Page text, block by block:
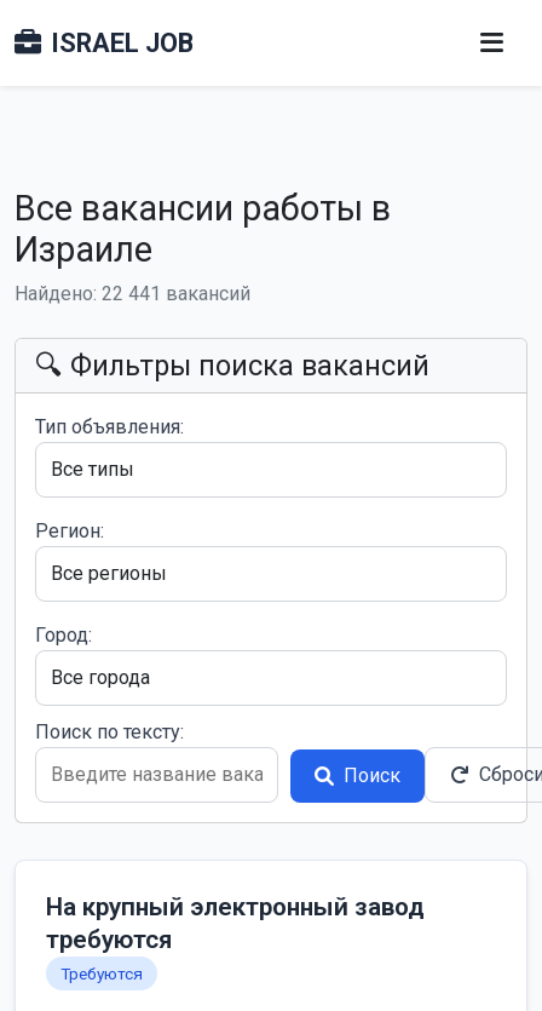
ISRAEL JOB
Все вакансии работы в
Израиле
Найдено: 22 441 вакансий
🔍 Фильтры поиска вакансий
Тип объявления:
Регион:
Город:
Поиск по тексту:
Поиск
На крупный электронный завод
требуются
Требуются